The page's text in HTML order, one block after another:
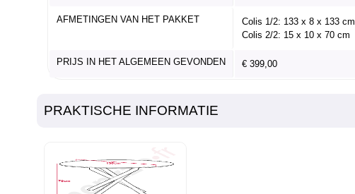
AFMETINGEN VAN HET PAKKET
Colis 1/2: 133 x 8 x 133 cm
Colis 2/2: 15 x 10 x 70 cm
PRIJS IN HET ALGEMEEN GEVONDEN € 399,00
PRAKTISCHE INFORMATIE